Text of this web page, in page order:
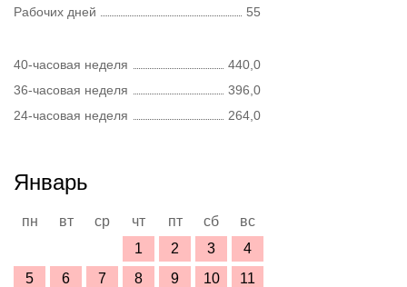
Рабочих дней
55
40-часовая неделя
440,0
36-часовая неделя
396,0
24-часовая неделя
264,0
Январь
пн вт ср чт пт сб
вс
1
2 3
4
5
6 7 8 9 10
11